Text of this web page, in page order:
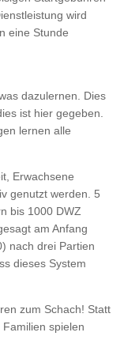
wird
eine Stunde
dazulernen. Dies
ist hier gegeben.
lernen alle
Erwachsene
genutzt werden. 5
bis 1000 DWZ
am Anfang
nach drei Partien
dieses System
zum Schach! Statt
spielen